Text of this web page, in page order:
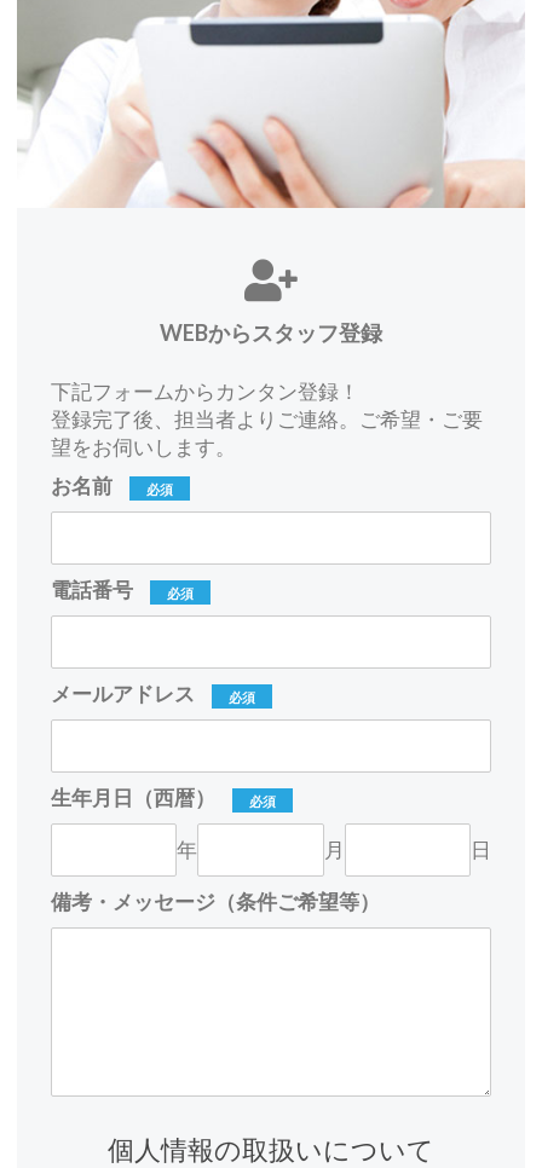
WEBからスタッフ登録
下記フォームからカンタン登録！
登録完了後、担当者よりご連絡。ご希望・ご要
望をお伺いします。
お名前
必須
電話番号 必須
メールアドレス 必須
生年月日（西暦） 必須
年 月
日
備考・メッセージ（条件ご希望等）
個人情報の取扱いについて